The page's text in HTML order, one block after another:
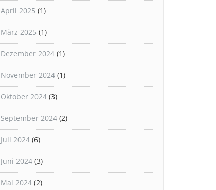
April 2025 (1)
März 2025 (1)
Dezember 2024 (1)
November 2024 (1)
Oktober 2024 (3)
September 2024 (2)
Juli 2024 (6)
Juni 2024 (3)
Mai 2024 (2)